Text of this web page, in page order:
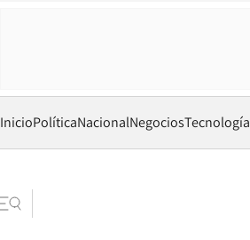
InicioPolíticaNacionalNegociosTecnología